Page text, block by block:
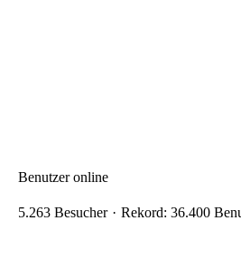
Benutzer online
5.263 Besucher Rekord: 36.400